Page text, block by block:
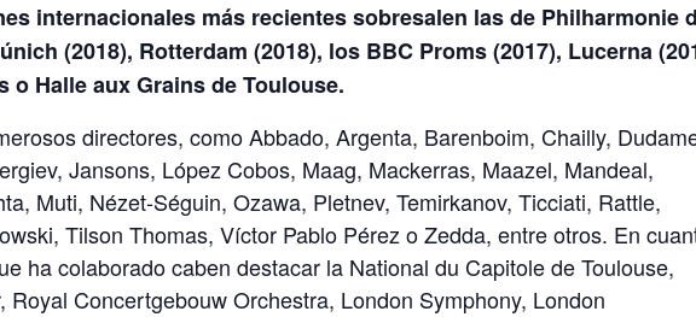
internacionales más recientes sobresalen las de Philharmonie
(2018), Rotterdam (2018), los BBC Proms (2017), Lucerna
o Halle aux Grains de Toulouse.
directores, como Abbado, Argenta, Barenboim, Chailly,
Jansons, López Cobos, Maag, Mackerras, Maazel, Mandeal,
Muti, Nézet-Séguin, Ozawa, Pletnev, Temirkanov, Ticciati, Rattle,
Tilson Thomas, Víctor Pablo Pérez o Zedda, entre otros. En
ha colaborado caben destacar la National du Capitole de Toulouse,
Royal Concertgebouw Orchestra, London Symphony, London